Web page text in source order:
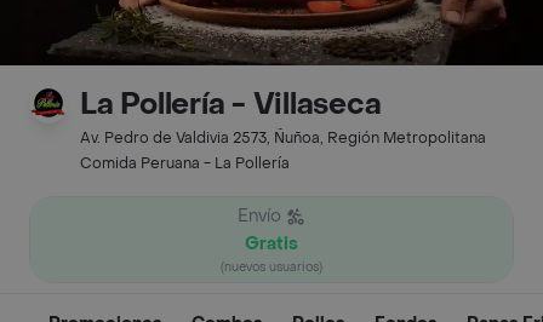
La Pollería - Villaseca
Av. Pedro de Valdivia 2573, Ñuñoa, Región Metropolitana
Comida Peruana - La Pollería
Envío
Gratis
(nuevos usuarios)